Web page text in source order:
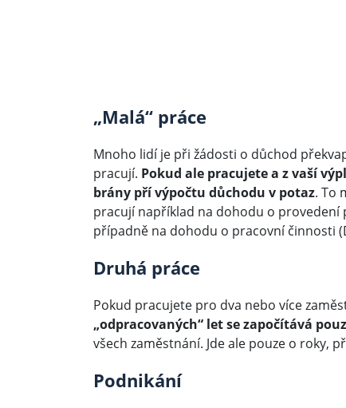
„Malá“ práce
Mnoho lidí je při žádosti o důchod
pracují. Pokud ale pracujete a z vaší
brány pří výpočtu důchodu v potaz. To
pracují například na dohodu o provedení
případně na dohodu o pracovní činnosti
Druhá práce
Pokud pracujete pro dva nebo více
„odpracovaných“ let se započítává
všech zaměstnání. Jde ale pouze o roky,
Podnikání